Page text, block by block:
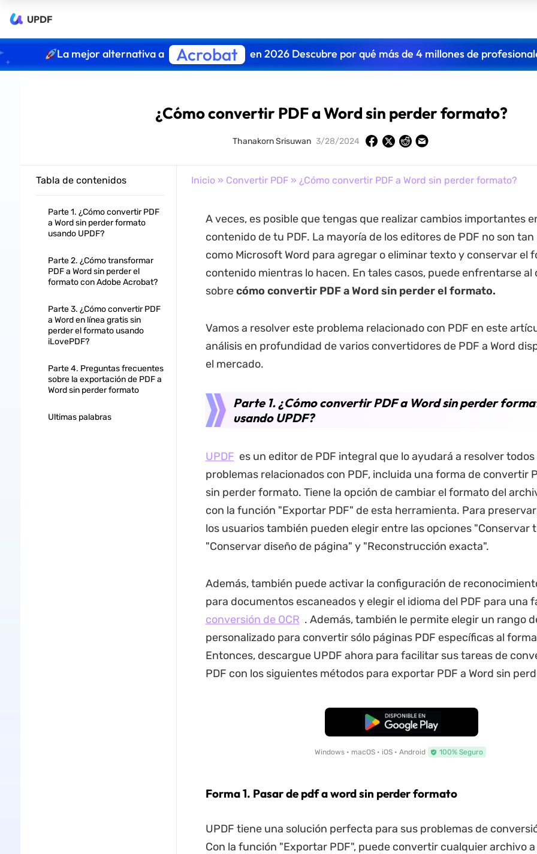
UPDF
La mejor alternativa a Acrobat en 2026 Descubre por qué más de 4 millones de
¿Cómo convertir PDF a Word sin perder formato?
Thanakorn Srisuwan 3/28/2024
Tabla de contenidos
Parte 1. ¿Cómo convertir PDF
a Word sin perder formato
usando UPDF?
Parte 2. ¿Cómo transformar
PDF a Word sin perder el
formato con Adobe Acrobat?
Parte 3. ¿Cómo convertir PDF
a Word en línea gratis sin
perder el formato usando
iLovePDF?
Parte 4. Preguntas frecuentes
sobre la exportación de PDF a
Word sin perder formato
Ultimas palabras
Inicio» Convertir PDF» ¿Cómo convertir PDF a Word sin perder formato?
A veces, es posible que tengas que realizar cambios importantes
contenido de tu PDF. La mayoría de los editores de PDF no son
como Microsoft Word para agregar o eliminar texto y conservar el
contenido mientras lo hacen. En tales casos, puede enfrentarse al
sobrecómo convertir PDF a Word sin perder el formato.
Vamos a resolver este problema relacionado con PDF en este
análisis en profundidad de varios convertidores de PDF a Word
el mercado.
Parte 1. ¿Cómo convertir PDF a Word sin perder
usando UPDF?
UPDF es un editor de PDF integral que lo ayudará a resolver todos
problemas relacionados con PDF, incluida una forma de convertir
sin perder formato. Tiene la opción de cambiar el formato del
con la función "Exportar PDF" de esta herramienta. Para
los usuarios también pueden elegir entre las opciones "Conservar
"Conservar diseño de página" y "Reconstrucción exacta".
Además, también puede activar la configuración de
para documentos escaneados y elegir el idioma del PDF para una
conversión de OCR . Además, también le permite elegir un rango
personalizado para convertir sólo páginas PDF específicas al
Entonces, descargue UPDF ahora para facilitar sus tareas de
PDF con los siguientes métodos para exportar PDF a Word sin
Descarga Gratuita
Windows • macOS • iOS • Android 100% Seguro
Forma 1. Pasar de pdf a word sin perder formato
UPDF tiene una solución perfecta para sus problemas de
Con la función "Exportar PDF", puede convertir cualquier archivo